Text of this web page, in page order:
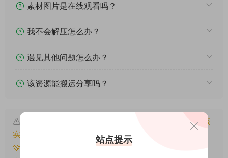
素材图片是在线观看吗？
我不会解压怎么办？
遇见其他问题怎么办？
该资源能搬运分享吗？
本文资源仅供个人参考学习，请勿批量搬运，一经核
实将封禁账号权限！
💚本文资源均来源网友分享，若侵犯了您的权益可以提
站点提示